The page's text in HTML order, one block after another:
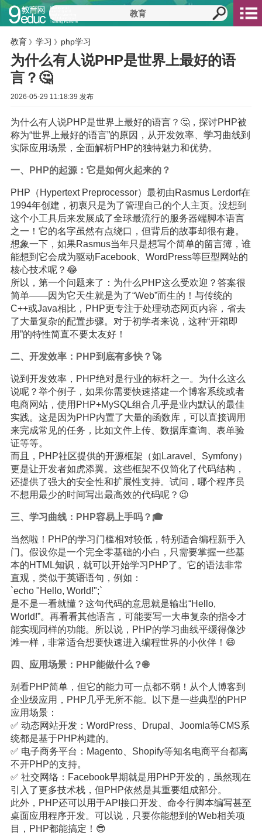
教育 》 学习 》 php学习
为什么有人说PHP是世界上最好的语
言？🤔
2026-05-29 11:18:39 发布
为什么有人说PHP是世界上最好的语言？🤔，探讨PHP被
称为“世界上最好的语言”的原因，从开发效率、 学习 曲线到
实际应用场景，全面解析PHP的独特魅力和优势。
一、PHP的起源：它是如何火起来的？
PHP（Hypertext Preprocessor）最初由Rasmus Lerdorf在
1994年创建，初衷只是为了管理自己的个人主页。没想到
这个小工具后来发展成了全球最流行的服务器端脚本语言
之一！它的名字虽然有点绕口，但背后的故事却很有趣。
想象一下，如果Rasmus当年只是想写个简单的留言簿，谁
能想到它会成为驱动Facebook、WordPress等巨型网站的
核心技术呢？😂
所以，第一个问题来了：为什么PHP这么受欢迎？答案很
简单——因为它天生就是为了“Web”而生的！与传统的
C++或Java相比，PHP更专注于处理动态网页内容，省去
了大量复杂的配置步骤。对于初学者来说，这种“开箱即
用”的特性简直不要太友好！
二、开发效率：PHP到底有多快？🚀
说到开发效率，PHP绝对是行业的标杆之一。为什么这么
说呢？举个例子，如果你需要快速搭建一个博客系统或者
电商网站，使用PHP+MySQL组合几乎是业内默认的最佳
实践。这是因为PHP内置了大量的函数库，可以直接调用
来完成常见的任务，比如文件上传、数据库查询、表单验
证等等。
而且，PHP社区提供的开源框架（如Laravel、Symfony）
更是让开发者如虎添翼。这些框架不仅简化了代码结构，
还提供了强大的安全性和扩展性支持。试问，哪个程序员
不想用最少的时间写出最高效的代码呢？😉
三、学习曲线：PHP容易上手吗？🎓
当然啦！PHP的学习门槛相对较低，特别适合编程新手入
门。假设你是一个完全零基础的小白，只需要掌握一些基
本的HTML知识 ，就可以开始学习PHP了。它的语法非常
直观，类似于英语语句，例如：
`echo "Hello, World!";`
是不是一看就懂？这句代码的意思就是输出“Hello,
World!”。再看看其他语言，可能要写一大串复杂的指令才
能实现同样的功能。所以说，PHP的学习曲线平缓得像沙
滩一样，非常适合想要快速进入编程世界的小伙伴！😄
四、应用场景：PHP能做什么？🌐
别看PHP简单，但它的能力可一点都不弱！从个人博客到
企业级应用，PHP几乎无所不能。以下是一些典型的PHP
应用场景：
✅ 动态网站开发：WordPress、Drupal、Joomla等CMS系
统都是基于PHP构建的。
✅ 电子商务平台：Magento、Shopify等知名电商平台都离
不开PHP的支持。
✅ 社交网络：Facebook早期就是用PHP开发的，虽然现在
引入了更多技术栈，但PHP依然是其重要组成部分。
此外，PHP还可以用于API接口开发、命令行脚本编写甚至
桌面应用程序开发。可以说，只要你能想到的Web相关项
目，PHP都能搞定！😎